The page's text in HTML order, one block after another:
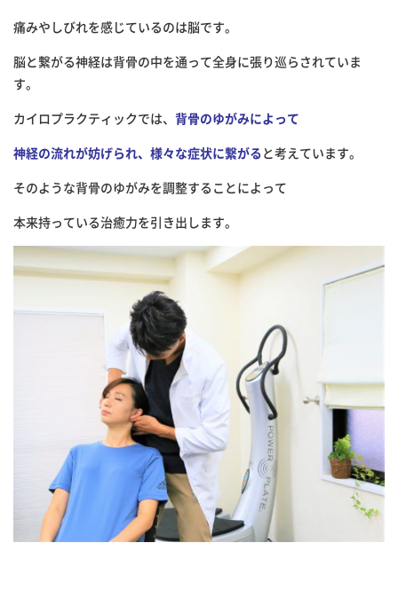
痛みやしびれを感じているのは脳です。
脳と繋がる神経は背骨の中を通って全身に張り巡らされていま
す。
カイロプラクティックでは、 背骨のゆがみによって
神経の流れが妨げられ、様々な症状に繋がると考えています。
そのような背骨のゆがみを調整することによって
本来持っている治癒力を引き出します。